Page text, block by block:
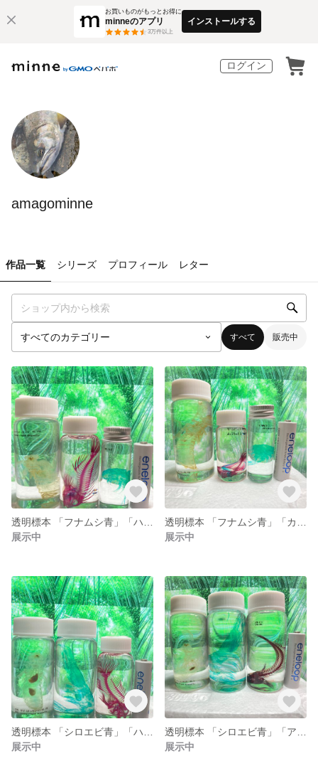
お買いものがもっとお得に
minneのアプリ
3万件以上
インストールする
ログイン
amagominne
作品一覧 シリーズ プロフィール レター
すべて 販売中
展示中
展示中
展示中
展示中